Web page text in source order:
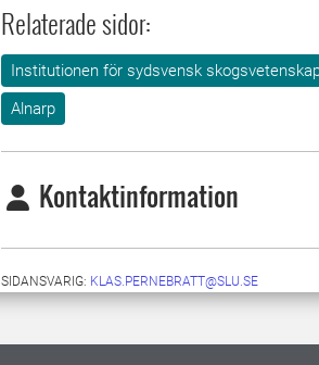
Relaterade sidor:
Institutionen för sydsvensk
Alnarp
Kontaktinformation
SIDANSVARIG: KLAS.PERNEBRATT@SLU.SE